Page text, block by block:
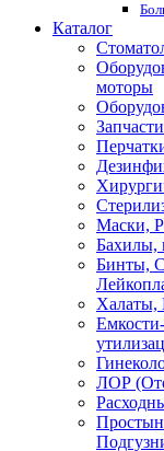
Каталог
моторы
Запчасти
Маски,
Бахилы,
Бинты,
ЛОР